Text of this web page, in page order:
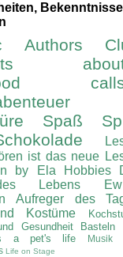
Authors
Spaß
ist das neue
by Ela Hobbies
Lebens
Aufreger des
Kostüme
Gesundheit
Basteln
a pet's life
Musik
Life on Stage